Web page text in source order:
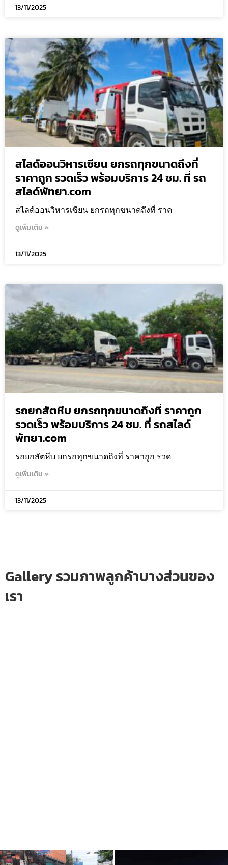
13/11/2025
สไลด์ออนวิหารเซียน ยกรถทุกขนาดถึงที่
ราคาถูก รวดเร็ว พร้อมบริการ 24 ชม. ที่ รถ
สไลด์พัทยา.com
สไลด์ออนวิหารเซียน ยกรถทุกขนาดถึงที่ ราค
ดูเพิ่มเติม »
13/11/2025
รถยกสัตหีบ ยกรถทุกขนาดถึงที่ ราคาถูก
รวดเร็ว พร้อมบริการ 24 ชม. ที่ รถสไลด์
พัทยา.com
รถยกสัตหีบ ยกรถทุกขนาดถึงที่ ราคาถูก รวด
ดูเพิ่มเติม »
13/11/2025
Gallery รวมภาพลูกค้าบางส่วนของ
เรา